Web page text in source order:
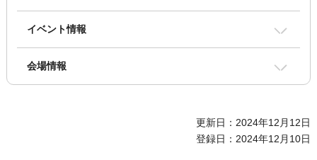
イベント情報
会場情報
更新日：2024年12月12日
登録日：2024年12月10日